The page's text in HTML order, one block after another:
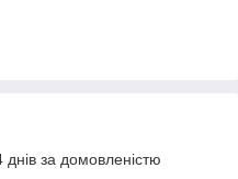
за домовленістю